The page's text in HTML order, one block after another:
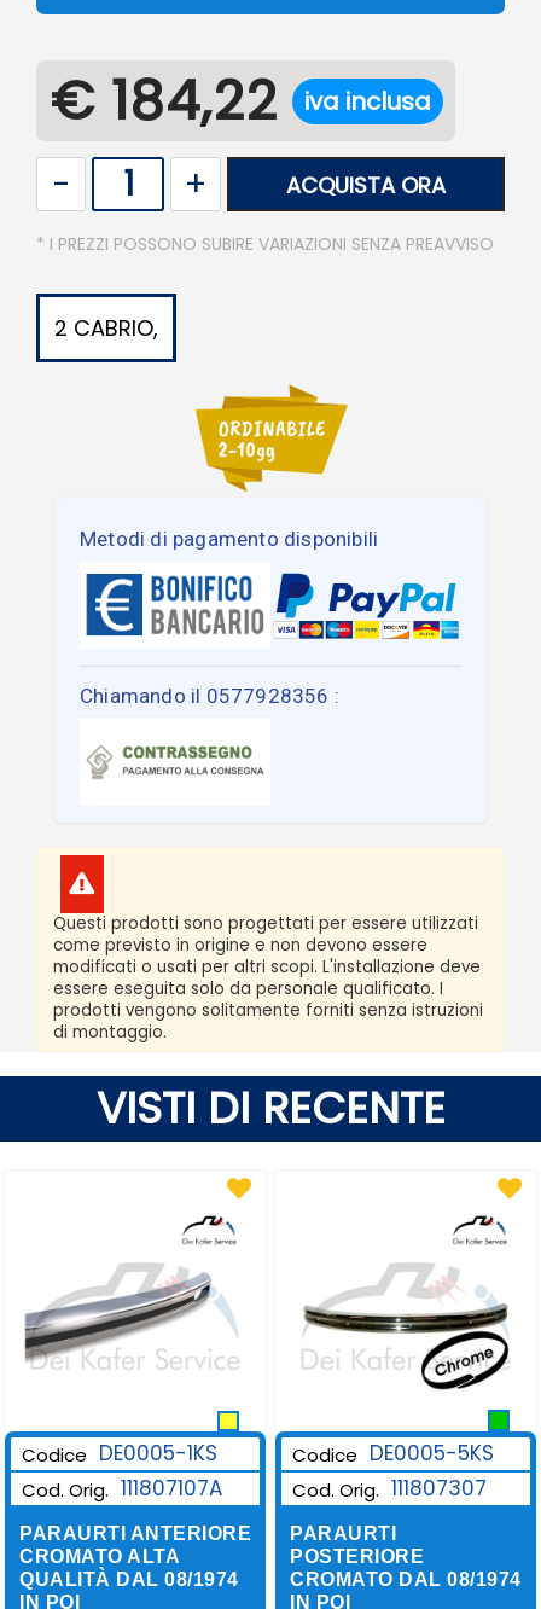
€ 184,22 iva inclusa
ACQUISTA ORA
* I PREZZI POSSONO SUBIRE VARIAZIONI SENZA PREAVVISO
2 CABRIO,
Metodi di pagamento disponibili
Chiamando il 0577928356 :
Questi prodotti sono progettati per essere utilizzati
come previsto in origine e non devono essere
modificati o usati per altri scopi. L'installazione deve
essere eseguita solo da personale qualificato. I
prodotti vengono solitamente forniti senza istruzioni
di montaggio.
VISTI DI RECENTE
Codice DE0005-1KS
Cod. Orig. 111807107A
PARAURTI ANTERIORE
CROMATO ALTA
QUALITÀ DAL 08/1974
IN POI
Codice DE0005-5KS
Cod. Orig. 111807307
PARAURTI
POSTERIORE
CROMATO DAL 08/1974
IN POI